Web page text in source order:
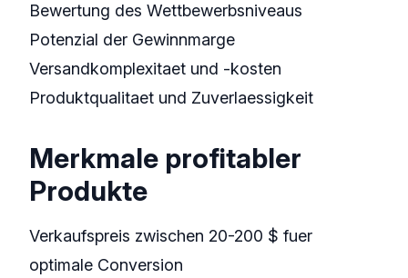
Bewertung des Wettbewerbsniveaus
Potenzial der Gewinnmarge
Versandkomplexitaet und -kosten
Produktqualitaet und Zuverlaessigkeit
Merkmale profitabler
Produkte
Verkaufspreis zwischen 20-200 $ fuer
optimale Conversion